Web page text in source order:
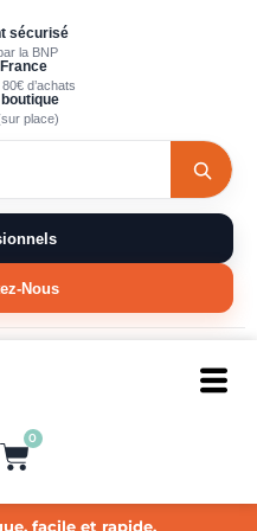
sécurisé
la BNP
d’achats
place)
Nous
0
Panier
facile et rapide.